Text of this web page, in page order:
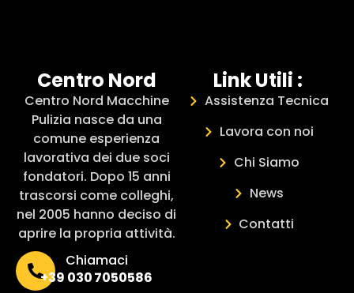
Centro Nord
Centro Nord Macchine
Pulizia nasce da una
comune esperienza
lavorativa dei due soci
fondatori. Dopo 15 anni
trascorsi come colleghi,
nel 2005 hanno deciso di
aprire la propria attività.
Chiamaci
+39 030 7050586
Link Utili :
Assistenza Tecnica
Lavora con noi
Chi Siamo
News
Contatti